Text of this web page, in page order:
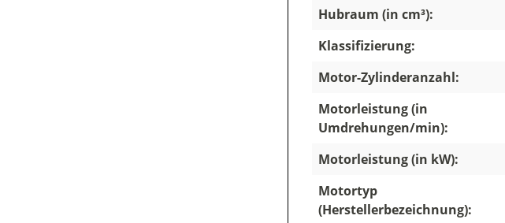
Hubraum (in cm³):
Klassifizierung:
Motor-Zylinderanzahl:
Motorleistung (in
Umdrehungen/min):
Motorleistung (in kW):
Motortyp
(Herstellerbezeichnung):